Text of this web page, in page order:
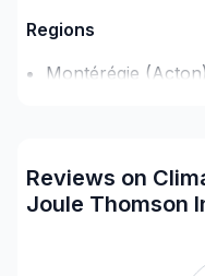
offrir un service
et vos aspirations.
Regions
Montérégie (Acton)
Montérégie
Montérégie (La
Montérégie (Le
Reviews on
Joule Thomson